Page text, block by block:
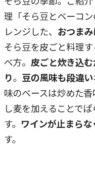
理「そら豆とベーコ
レンジした、 おつま
そら豆を皮ごと料理
べ方。 皮ごと炊き込
り。 豆の風味も段違い
味のベースは炒めた
し麦を加えることで
す。 ワインが止まら
す。